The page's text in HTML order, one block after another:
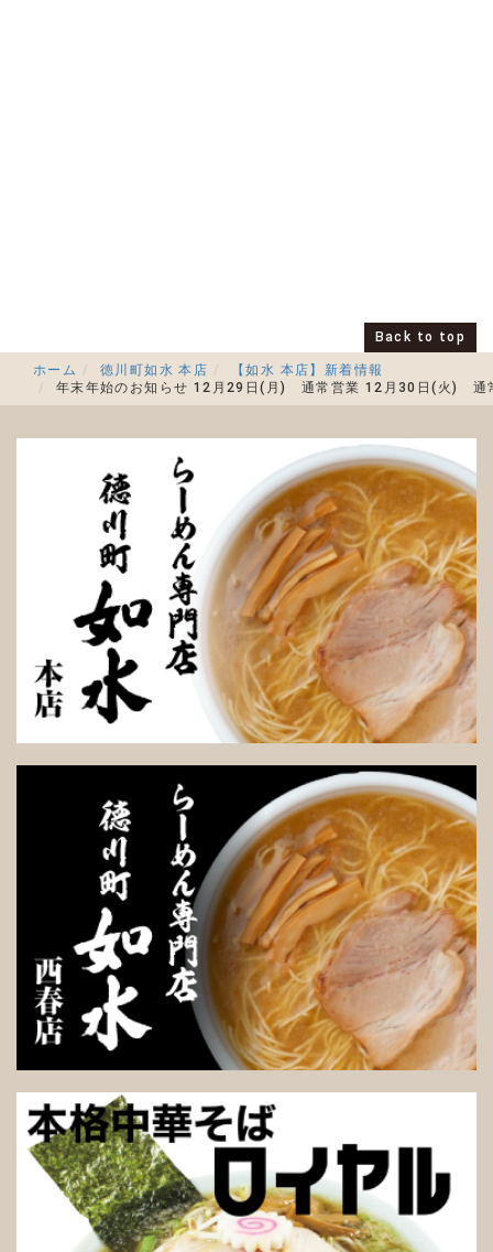
Back to top
ホーム 徳川町如水 本店
【如水 本店】新着情報
年末年始のお知らせ 12月29日(月) 通常営業 12月30日(火)